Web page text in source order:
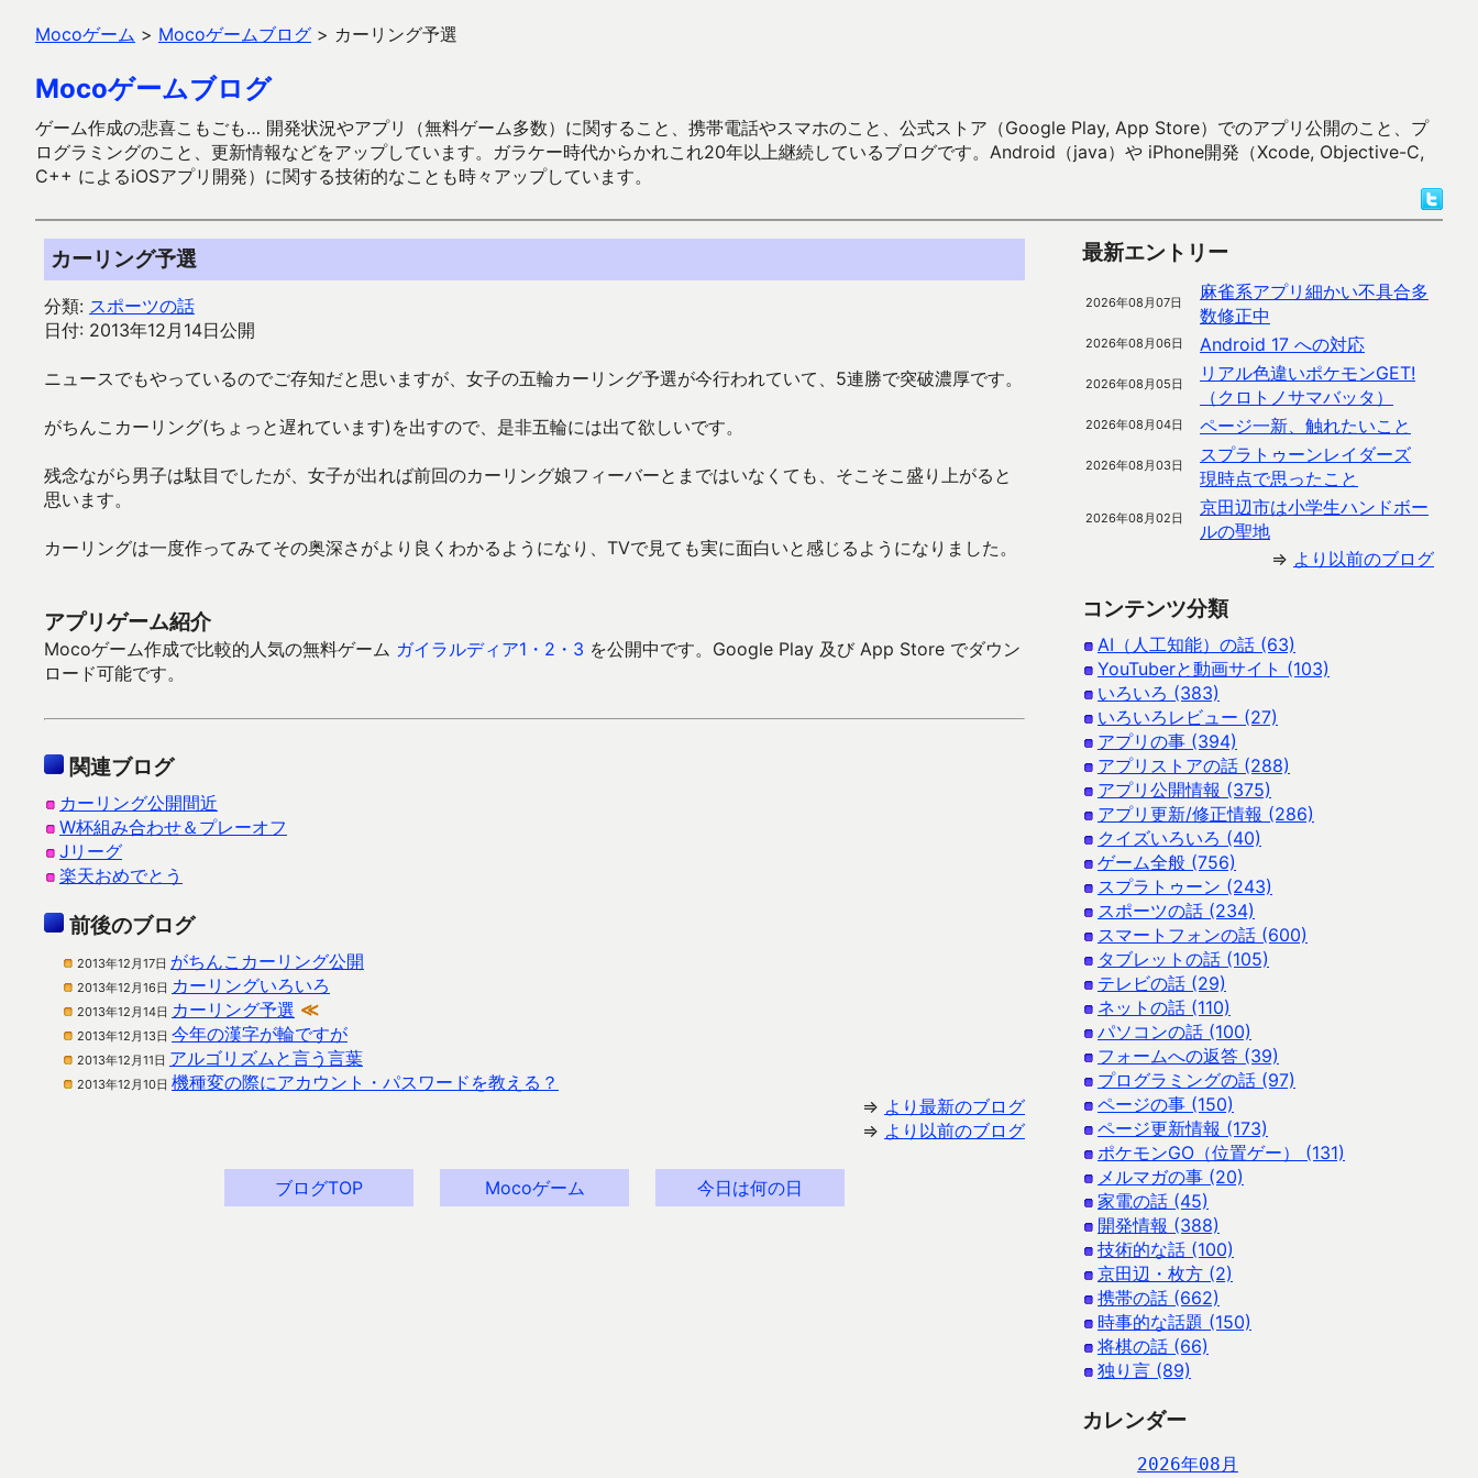
Mocoゲーム > Mocoゲームブログ > カーリング予選
Mocoゲームブログ
ゲーム作成の悲喜こもごも… 開発状況やアプリ（無料ゲーム多数）に関すること、携帯電話やスマホのこと、公式ストア（Google Play, App Store）でのアプリ公開のこと、プ
ログラミングのこと、更新情報などをアップしています。ガラケー時代からかれこれ20年以上継続しているブログです。Android（java）や iPhone開発（Xcode, Objective-C,
C++ によるiOSアプリ開発）に関する技術的なことも時々アップしています。
カーリング予選
分類: スポーツの話
日付: 2013年12月14日公開
ニュースでもやっているのでご存知だと思いますが、女子の五輪カーリング予選が今行われていて、5連勝で突破濃厚です。
がちんこカーリング(ちょっと遅れています)を出すので、是非五輪には出て欲しいです。
残念ながら男子は駄目でしたが、女子が出れば前回のカーリング娘フィーバーとまではいなくても、そこそこ盛り上がると
思います。
カーリングは一度作ってみてその奥深さがより良くわかるようになり、TVで見ても実に面白いと感じるようになりました。
アプリゲーム紹介
Mocoゲーム作成で比較的人気の無料ゲーム ガイラルディア1・2・3 を公開中です。Google Play 及び App Store でダウン
ロード可能です。
関連ブログ
カーリング公開間近
W杯組み合わせ＆プレーオフ
Jリーグ
楽天おめでとう
前後のブログ
2013年12月17日 がちんこカーリング公開
2013年12月16日 カーリングいろいろ
2013年12月14日 カーリング予選 ≪
2013年12月13日 今年の漢字が輪ですが
2013年12月11日 アルゴリズムと言う言葉
2013年12月10日 機種変の際にアカウント・パスワードを教える？
⇒ より最新のブログ
⇒ より以前のブログ
ブログTOP Mocoゲーム 今日は何の日
最新エントリー
2026年08月07日
麻雀系アプリ細かい不具合多
数修正中
2026年08月06日 Android 17 への対応
2026年08月05日
リアル色違いポケモンGET!
（クロトノサマバッタ）
2026年08月04日 ページ一新、触れたいこと
2026年08月03日
スプラトゥーンレイダーズ
現時点で思ったこと
2026年08月02日
京田辺市は小学生ハンドボー
ルの聖地
⇒ より以前のブログ
コンテンツ分類
AI（人工知能）の話 (63)
YouTuberと動画サイト (103)
いろいろ (383)
いろいろレビュー (27)
アプリの事 (394)
アプリストアの話 (288)
アプリ公開情報 (375)
アプリ更新/修正情報 (286)
クイズいろいろ (40)
ゲーム全般 (756)
スプラトゥーン (243)
スポーツの話 (234)
スマートフォンの話 (600)
タブレットの話 (105)
テレビの話 (29)
ネットの話 (110)
パソコンの話 (100)
フォームへの返答 (39)
プログラミングの話 (97)
ページの事 (150)
ページ更新情報 (173)
ポケモンGO（位置ゲー） (131)
メルマガの事 (20)
家電の話 (45)
開発情報 (388)
技術的な話 (100)
京田辺・枚方 (2)
携帯の話 (662)
時事的な話題 (150)
将棋の話 (66)
独り言 (89)
カレンダー
2026年08月